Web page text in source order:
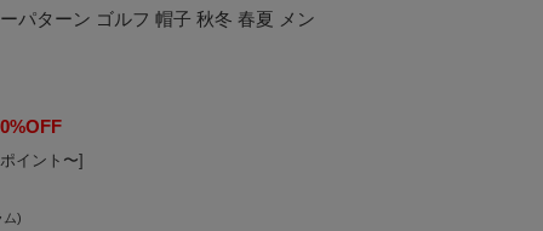
パターン ゴルフ 帽子 秋冬 春夏 メン
イント〜]
ム)